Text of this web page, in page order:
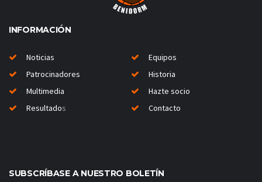
INFORMACIÓN
Noticias
Equipos
Patrocinadores
Historia
Multimedia
Hazte socio
Resultados Contacto
SUBSCRÍBASE A NUESTRO BOLETÍN